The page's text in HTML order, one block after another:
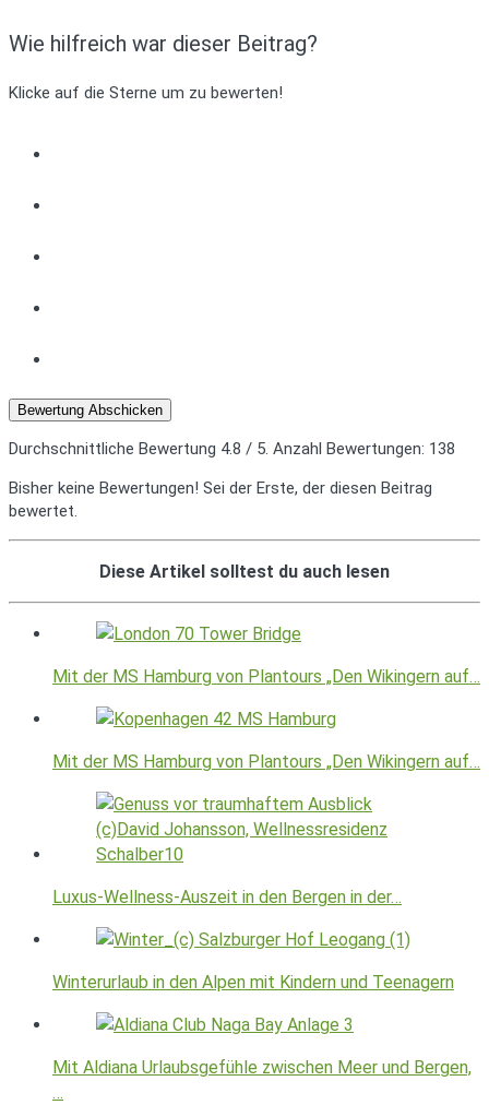
Wie hilfreich war dieser Beitrag?
Klicke auf die Sterne um zu bewerten!
Bewertung Abschicken
Durchschnittliche Bewertung 4.8 / 5. Anzahl Bewertungen: 138
Bisher keine Bewertungen! Sei der Erste, der diesen Beitrag
bewertet.
Diese Artikel solltest du auch lesen
Mit der MS Hamburg von Plantours „Den Wikingern auf…
Mit der MS Hamburg von Plantours „Den Wikingern auf…
Luxus-Wellness-Auszeit in den Bergen in der…
Winterurlaub in den Alpen mit Kindern und Teenagern
Mit Aldiana Urlaubsgefühle zwischen Meer und Bergen,
…